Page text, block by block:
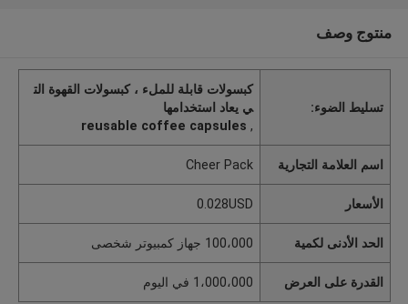
منتوج وصف
تسليط الضوء:
كبسولات قابلة للملء ، كبسولات القهوة الت
ي يعاد استخدامها
,
reusable coffee capsules
اسم العلامة التجارية Cheer Pack
الأسعار 0.028USD
الحد الأدنى لكمية 100،000 جهاز كمبيوتر شخصى
القدرة على العرض 1،000،000 في اليوم